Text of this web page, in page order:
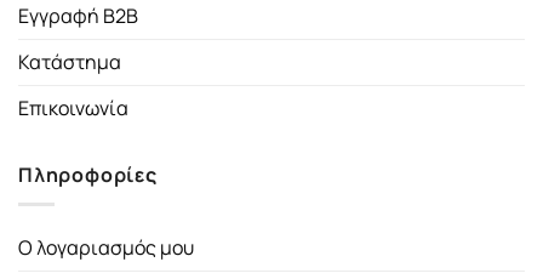
Εγγραφή B2B
Κατάστημα
Επικοινωνία
Πληροφορίες
Ο λογαριασμός μου